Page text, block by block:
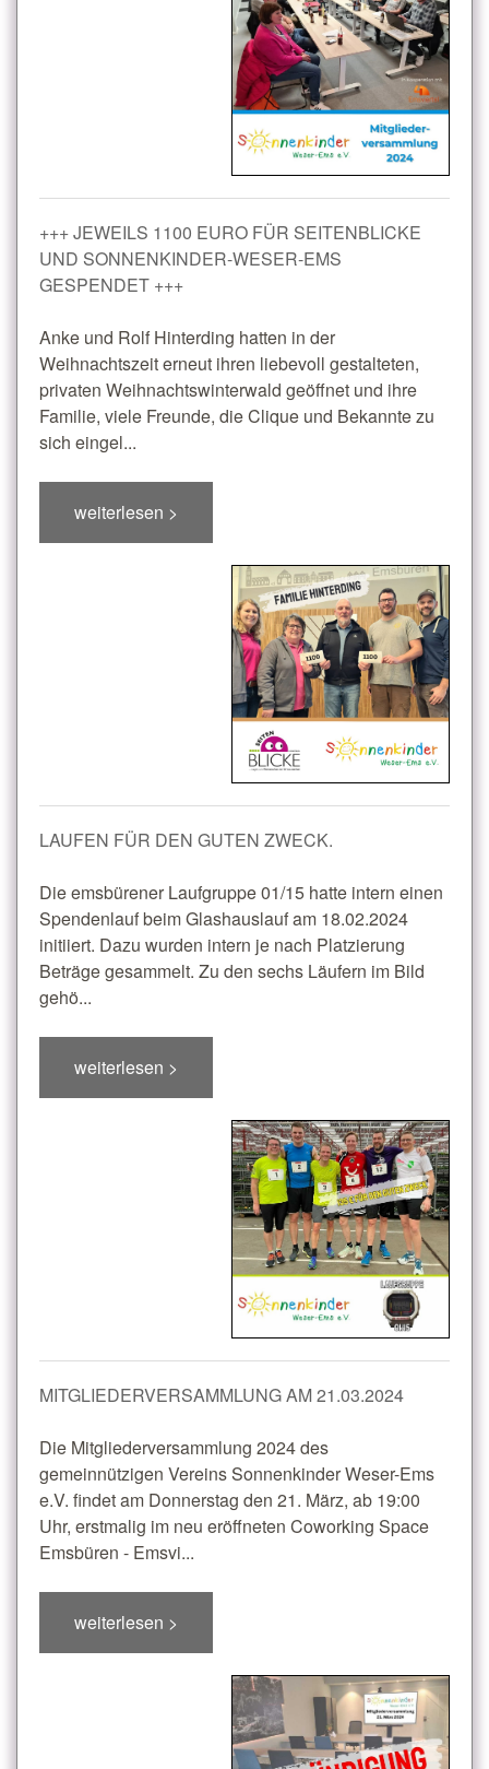
+++ JEWEILS 1100 EURO FÜR SEITENBLICKE
UND SONNENKINDER-WESER-EMS
GESPENDET +++
Anke und Rolf Hinterding hatten in der
Weihnachtszeit erneut ihren liebevoll gestalteten,
privaten Weihnachtswinterwald geöffnet und ihre
Familie, viele Freunde, die Clique und Bekannte zu
sich eingel...
weiterlesen >
LAUFEN FÜR DEN GUTEN ZWECK.
Die emsbürener Laufgruppe 01/15 hatte intern einen
Spendenlauf beim Glashauslauf am 18.02.2024
initiiert. Dazu wurden intern je nach Platzierung
Beträge gesammelt. Zu den sechs Läufern im Bild
gehö...
weiterlesen >
MITGLIEDERVERSAMMLUNG AM 21.03.2024
Die Mitgliederversammlung 2024 des
gemeinnützigen Vereins Sonnenkinder Weser-Ems
e.V. findet am Donnerstag den 21. März, ab 19:00
Uhr, erstmalig im neu eröffneten Coworking Space
Emsbüren - Emsvi...
weiterlesen >